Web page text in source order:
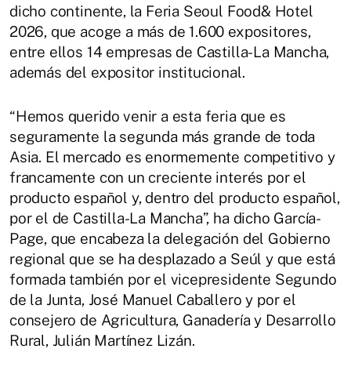
dicho continente, la Feria Seoul Food& Hotel
2026, que acoge a más de 1.600 expositores,
entre ellos 14 empresas de Castilla-La Mancha,
además del expositor institucional.
“Hemos querido venir a esta feria que es
seguramente la segunda más grande de toda
Asia. El mercado es enormemente competitivo y
francamente con un creciente interés por el
producto español y, dentro del producto español,
por el de Castilla-La Mancha”, ha dicho García-
Page, que encabeza la delegación del Gobierno
regional que se ha desplazado a Seúl y que está
formada también por el vicepresidente Segundo
de la Junta, José Manuel Caballero y por el
consejero de Agricultura, Ganadería y Desarrollo
Rural, Julián Martínez Lizán.